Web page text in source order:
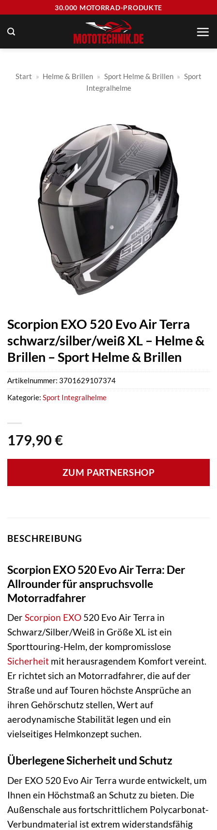
springen
30.000 MOTORRAD-PRODUKTE
Start » Helme & Brillen » Sport Helme & Brillen » Sport
Integralhelme
Scorpion EXO 520 Evo Air Terra
schwarz/silber/weiß XL – Helme &
Brillen – Sport Helme & Brillen
179,90 €
ZUM PARTNERSHOP
Artikelnummer: 3701629107374
Kategorie: Sport Integralhelme
BESCHREIBUNG
Scorpion EXO 520 Evo Air Terra: Der
Allrounder für anspruchsvolle
Motorradfahrer
DerScorpion EXO 520 Evo Air Terra in
Schwarz/Silber/Weiß in Größe XL ist ein
Sporttouring-Helm, der kompromisslose
Sicherheit mit herausragendem Komfort vereint.
Er richtet sich an Motorradfahrer, die auf der
Straße und auf Touren höchste Ansprüche an
ihren Gehörschutz stellen, Wert auf
aerodynamische Stabilität legen und ein
vielseitiges Helmkonzept suchen.
Überlegene Sicherheit und Schutz
Der EXO 520 Evo Air Terra wurde entwickelt, um
Ihnen ein Höchstmaß an Schutz zu bieten. Die
Außenschale aus fortschrittlichem Polycarbonat-
Verbundmaterial ist extrem widerstandsfähig